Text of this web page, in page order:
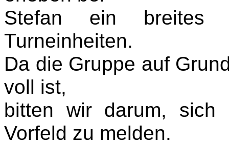
Stefan ein breites
Turneinheiten.
Da die Gruppe auf
voll ist,
bitten wir darum, sich
Vorfeld zu melden.